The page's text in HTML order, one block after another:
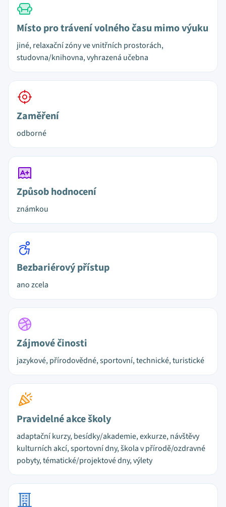
Místo pro trávení volného času mimo výuku
jiné, relaxační zóny ve vnitřních prostorách,
studovna/knihovna, vyhrazená učebna
Zaměření
odborné
Způsob hodnocení
známkou
Bezbariérový přístup
ano zcela
Zájmové činosti
jazykové, přírodovědné, sportovní, technické, turistické
Pravidelné akce školy
adaptační kurzy, besídky/akademie, exkurze, návštěvy
kulturních akcí, sportovní dny, škola v přírodě/ozdravné
pobyty, tématické/projektové dny, výlety